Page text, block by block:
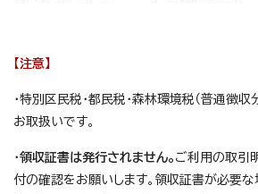
【注意】
・特別区民税・都民税・森林環境税（普通徴収
お取扱いです。
・領収証書は発行されません。 ご利用の取引
付の確認をお願いします。領収証書が必要な